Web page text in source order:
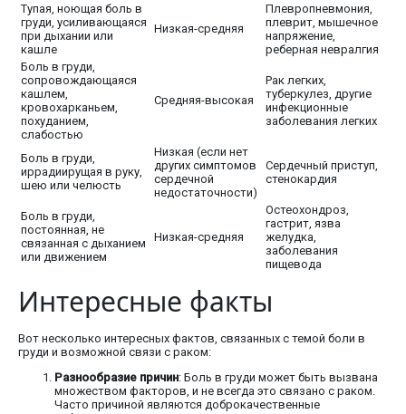
Тупая, ноющая боль в
груди, усиливающаяся
при дыхании или
кашле
Низкая-средняя
Плевропневмония,
плеврит, мышечное
напряжение,
реберная невралгия
Боль в груди,
сопровождающаяся
кашлем,
кровохарканьем,
похуданием,
слабостью
Средняя-высокая
Рак легких,
туберкулез, другие
инфекционные
заболевания легких
Боль в груди,
иррадиирущая в руку,
шею или челюсть
Низкая (если нет
других симптомов
сердечной
недостаточности)
Сердечный приступ,
стенокардия
Боль в груди,
постоянная, не
связанная с дыханием
или движением
Низкая-средняя
Остеохондроз,
гастрит, язва
желудка,
заболевания
пищевода
Интересные факты
Вот несколько интересных фактов, связанных с темой боли в
груди и возможной связи с раком:
Разнообразие причин: Боль в груди может быть вызвана
множеством факторов, и не всегда это связано с раком.
Часто причиной являются доброкачественные